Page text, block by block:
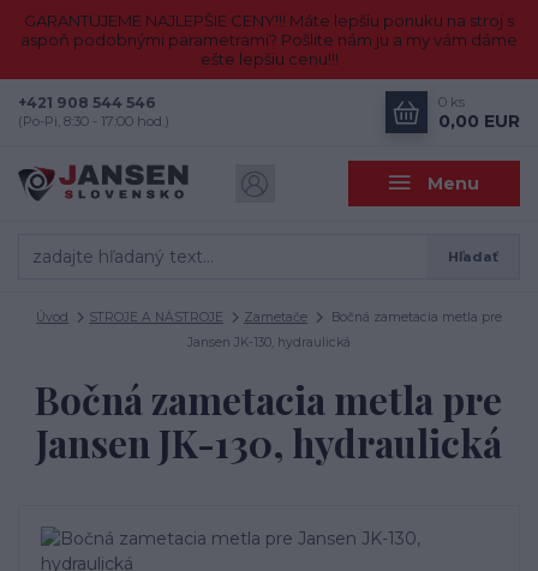
GARANTUJEME NAJLEPŠIE CENY!!! Máte lepšiu ponuku na stroj s
aspoň podobnými parametrami? Pošlite nám ju a my vám dáme
ešte lepšiu cenu!!!
Menu
Hľadať
+421 908 544 546
(Po-Pi, 8:30 - 17:00 hod.)
0 ks
0,00 EUR
Úvod STROJE A NÁSTROJE Zametače
Bočná zametacia metla pre
Jansen JK-130, hydraulická
Bočná zametacia metla pre
Jansen JK-130, hydraulická